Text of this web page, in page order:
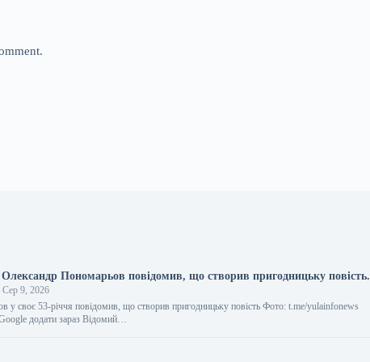
Пономарьов повідомив, що створив пригодницьку повість.
Сер 9, 2026
у своє 53-річчя повідомив, що створив пригодницьку повість Фото: t.me/yulainfonews
додати зараз Відомий…